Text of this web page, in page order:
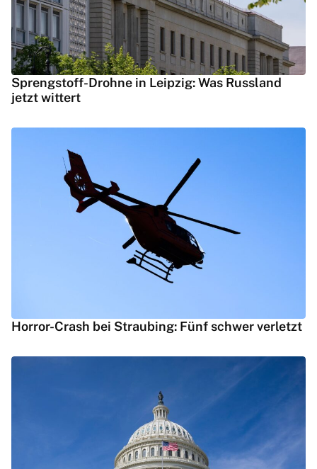
Sprengstoff-Drohne in Leipzig: Was Russland
jetzt wittert
Horror-Crash bei Straubing: Fünf schwer verletzt